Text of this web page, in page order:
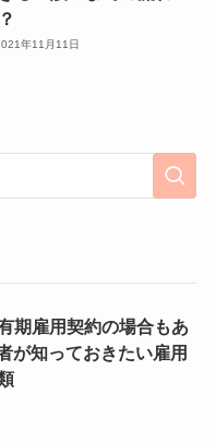
年11月11日
期雇用契約の場合もあ
が知っておきたい雇用